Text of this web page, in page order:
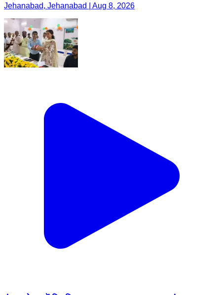
Jehanabad, Jehanabad | Aug 8, 2026